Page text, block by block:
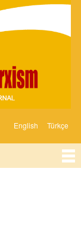
English Türkçe